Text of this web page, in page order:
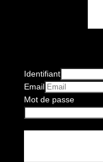
Identifiant
Email
Mot de passe